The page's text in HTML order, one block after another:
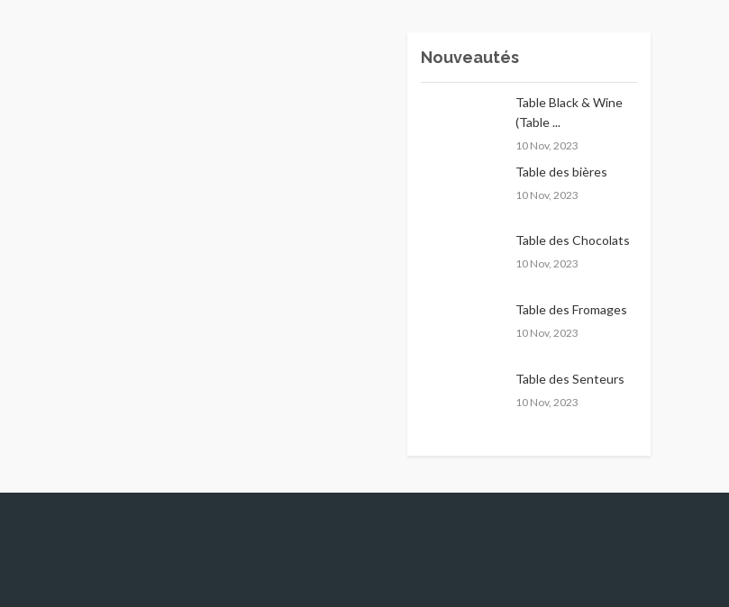
Nouveautés
Table Black & Wine
(Table ...
10 Nov, 2023
Table des bières
10 Nov, 2023
Table des Chocolats
10 Nov, 2023
Table des Fromages
10 Nov, 2023
Table des Senteurs
10 Nov, 2023